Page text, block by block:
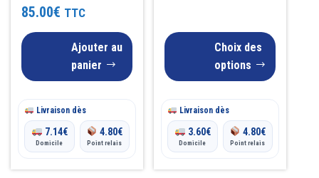
Note
5.0085.00€ TTC
Ajouter au
panier
Livraison dès
7.14€
Domicile
4.80€
Point relais
14.25€
à
Choix des
options
sur
page
produit
Livraison dès
3.60€
Domicile
4.80€
Point relais